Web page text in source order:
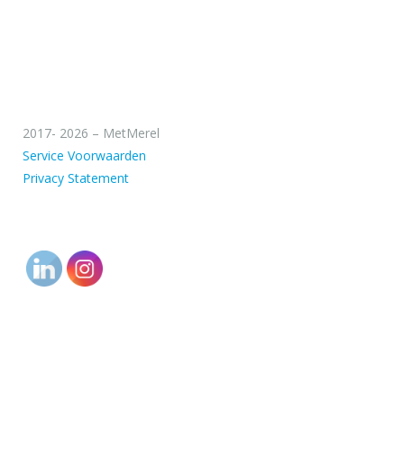
2017- 2026 – MetMerel
Service Voorwaarden
Privacy Statement